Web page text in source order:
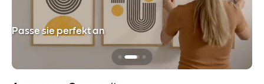
Passe sie perfekt an